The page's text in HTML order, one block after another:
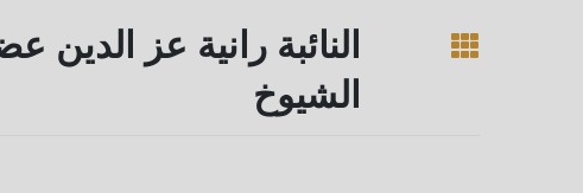
النائبة رانية عز الدين
الشيوخ